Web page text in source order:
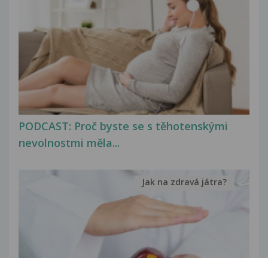
PODCAST: Proč byste se s těhotenskými
nevolnostmi měla...
Jak na zdravá játra?